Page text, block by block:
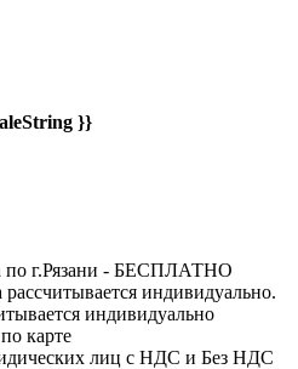
}}
по г.Рязани - БЕСПЛАТНО
рассчитывается индивидуально.
индивидуально
карте
лиц с НДС и Без НДС